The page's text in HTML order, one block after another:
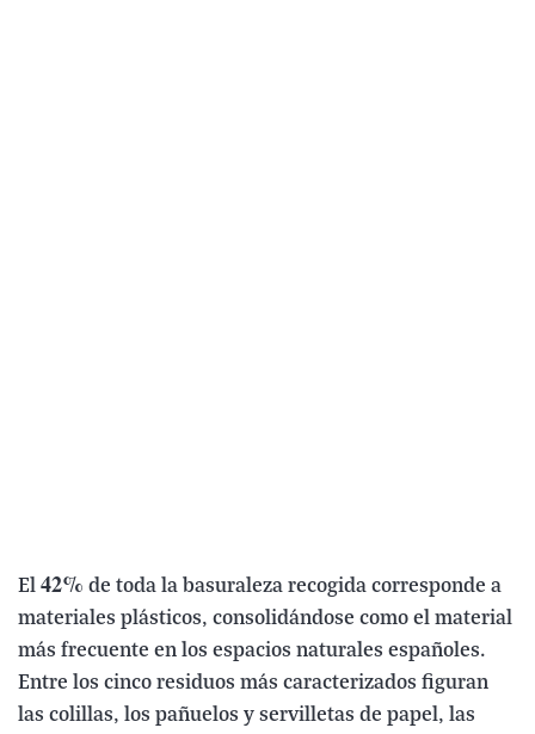
El 42% de toda la basuraleza recogida corresponde a
materiales plásticos, consolidándose como el material
más frecuente en los espacios naturales españoles.
Entre los cinco residuos más caracterizados figuran
las colillas, los pañuelos y servilletas de papel, las